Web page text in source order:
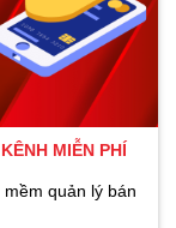
MIỄN PHÍ
quản lý bán